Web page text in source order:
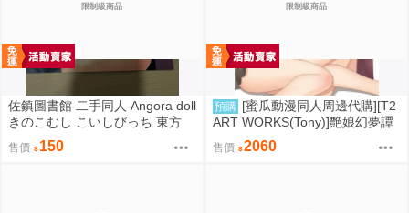
限制級商品
佐鎮圖書館 二手同人 Angora doll
きのこむし こいしびっち 東方
售價 150
限制級商品
預購 [蜜瓜動漫同人周邊代購][T2
ART WORKS(Tony)]艶娘幻夢譚
【プレイマット】(同人誌)
售價 2060